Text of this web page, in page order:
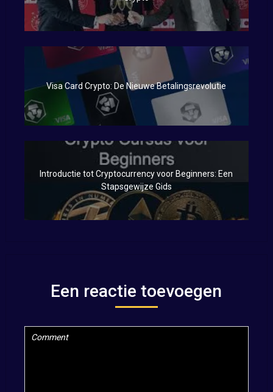
Visa Card Crypto: De Nieuwe Betalingsrevolutie
Introductie tot Cryptocurrency voor Beginners: Een
Stapsgewijze Gids
Een reactie toevoegen